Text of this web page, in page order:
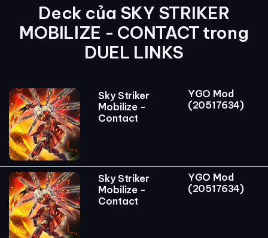
Deck của SKY STRIKER
MOBILIZE - CONTACT trong
DUEL LINKS
Sky Striker
Mobilize -
Contact
YGO Mod
(20517634)
Sky Striker
Mobilize -
Contact
YGO Mod
(20517634)